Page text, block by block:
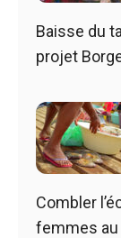
Baisse du
projet
Combler
femmes au